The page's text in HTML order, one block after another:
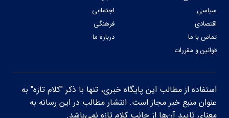
سیاسی
اجتماعی
اقتصادی
فرهنگی
تماس با ما
درباره ما
قوانین و مقررات
استفاده از مطالب این پایگاه خبری، تنها با ذکر "کلام تازه" به
عنوان منبع خبر مجاز است. انتشار مطالب در این رسانه به
معنای تایید آن‌ها از جانب کلام تازه نمی‌باشد.